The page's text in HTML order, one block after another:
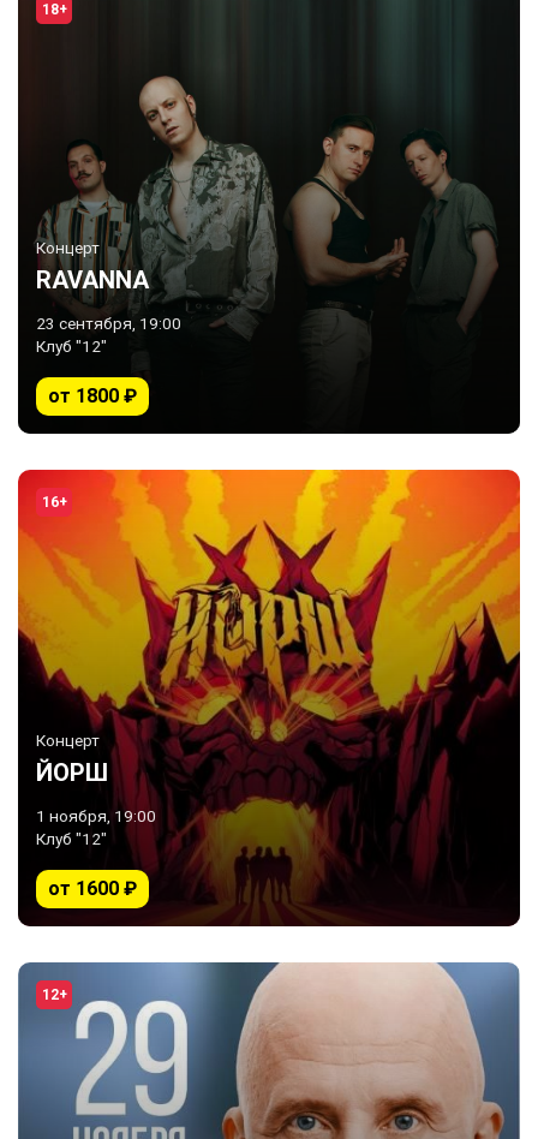
18+
Концерт
RAVANNA
23 сентября, 19:00
Клуб "12"
от 1800 ₽
16+
Концерт
ЙОРШ
1 ноября, 19:00
Клуб "12"
от 1600 ₽
12+